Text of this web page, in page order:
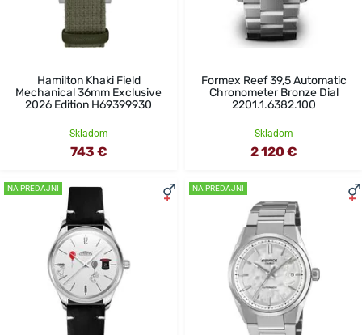
Hamilton Khaki Field
Mechanical 36mm Exclusive
2026 Edition H69399930
Skladom
743 €
Formex Reef 39,5 Automatic
Chronometer Bronze Dial
2201.1.6382.100
Skladom
2 120 €
NA PREDAJNI NA PREDAJNI